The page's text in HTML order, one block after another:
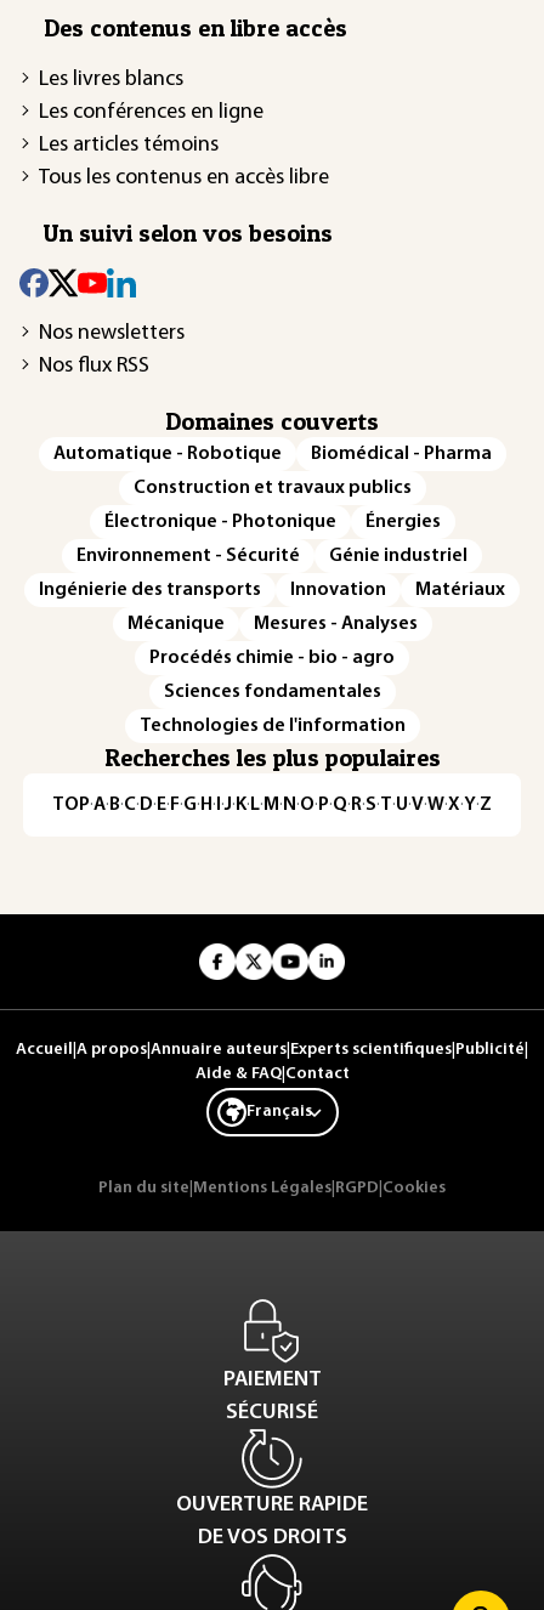
Des contenus en libre accès
Les livres blancs
Les conférences en ligne
Les articles témoins
Tous les contenus en accès libre
Un suivi selon vos besoins
Nos newsletters
Nos flux RSS
Domaines couverts
Automatique - Robotique
Biomédical - Pharma
Construction et travaux publics
Électronique - Photonique
Énergies
Environnement - Sécurité
Génie industriel
Ingénierie des transports
Innovation
Matériaux
Mécanique
Mesures - Analyses
Procédés chimie - bio - agro
Sciences fondamentales
Technologies de l'information
Recherches les plus populaires
TOP·A·B·C· D· E· F·G· H · ·J· K· L· M · N ·O· P·Q· R·S·T·U·V·W·X·Y·Z
Accueil A propos Annuaire auteurs Experts scientifiques Publicité
Aide & FAQ| Contact
Français
Plan du site Mentions Légales RGPD Cookies
PAIEMENT
SÉCURISÉ
OUVERTURE RAPIDE
DE VOS DROITS